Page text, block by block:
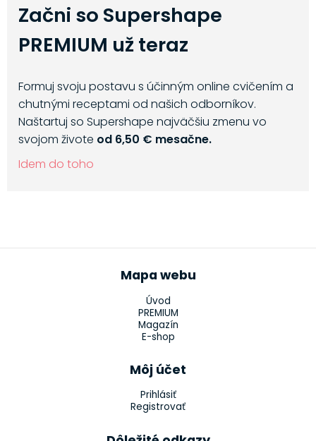
Začni so Supershape
PREMIUM už teraz
Formuj svoju postavu s účinným online cvičením a
chutnými receptami od našich odborníkov.
Naštartuj so Supershape najväčšiu zmenu vo
svojom živote od 6,50 € mesačne.
Idem do toho
Mapa webu
Úvod
PREMIUM
Magazín
E-shop
Môj účet
Prihlásiť
Registrovať